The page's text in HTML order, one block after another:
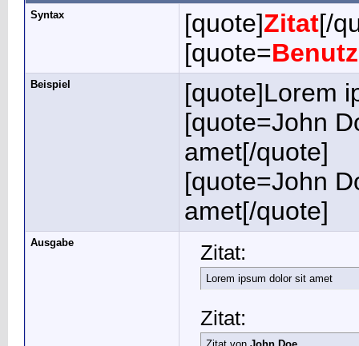
Syntax [quote]Zitat[/
[quote=
Beispiel
[quote]Lorem
[quote=John
amet[/quote]
[quote=John
amet[/quote]
Ausgabe Zitat:
Lorem ipsum dolor sit amet
Zitat: